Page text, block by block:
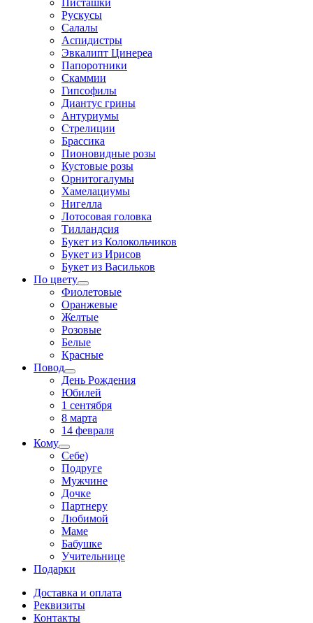
Рускусы
Салалы
Аспидистры
Эвкалипт Цинереа
Папоротники
Скаммии
Гипсофилы
Диантус грины
Антуриумы
Стрелиции
Брассика
Пионовидные розы
Кустовые розы
Орнитогалумы
Хамелациумы
Нигелла
Лотосовая головка
Тилландсия
Букет из Колокольчиков
Букет из Ирисов
Букет из Васильков
По цвету
Фиолетовые
Оранжевые
Желтые
Розовые
Белые
Красные
Повод
День Рождения
Юбилей
1 сентября
8 марта
14 февраля
Кому
Себе)
Подруге
Мужчине
Дочке
Партнеру
Любимой
Маме
Бабушке
Учительнице
Подарки
Доставка и оплата
Реквизиты
Контакты